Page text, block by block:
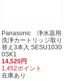
Panasonic 浄水器用
洗浄カートリッジ取り
替え3本入 SESU1030
0SK1
14,520円
1,452ポイント
在庫あり